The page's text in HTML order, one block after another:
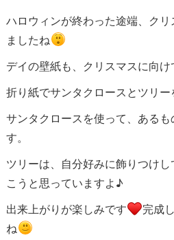
ハロウィンが終わった途端、ク
ましたね
デイの壁紙も、クリスマスに向
折り紙でサンタクロースとツリー
サンタクロースを使って、ある
す。
ツリーは、自分好みに飾りつけ
こうと思っていますよ♪
出来上がりが楽しみです
完成
ね